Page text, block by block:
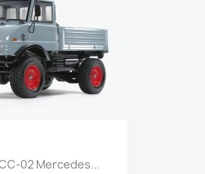
02 Mercedes...